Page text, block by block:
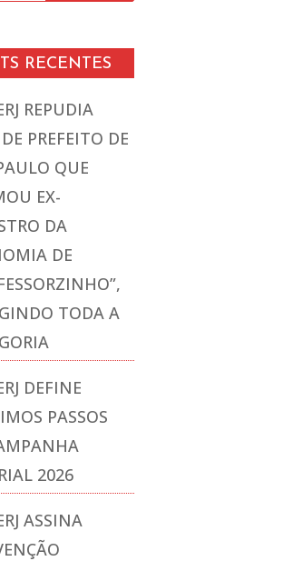
RECENTES
REPUDIA
PREFEITO DE
QUE
EX-
DA
DE
TODA A
DEFINE
PASSOS
2026
ASSINA